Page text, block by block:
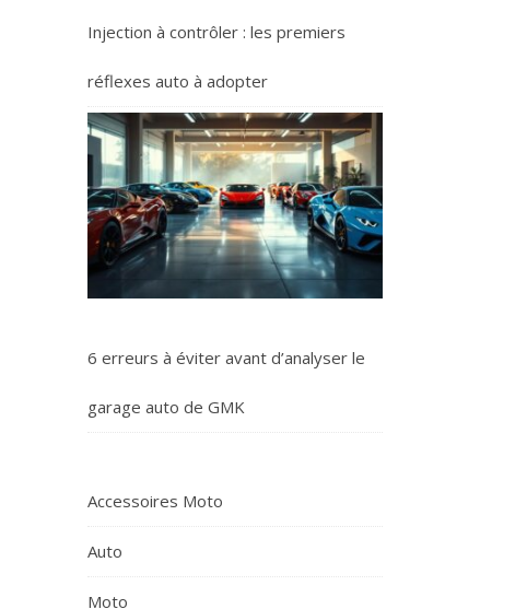
Injection à contrôler : les premiers
réflexes auto à adopter
6 erreurs à éviter avant d’analyser le
garage auto de GMK
Accessoires Moto
Auto
Moto